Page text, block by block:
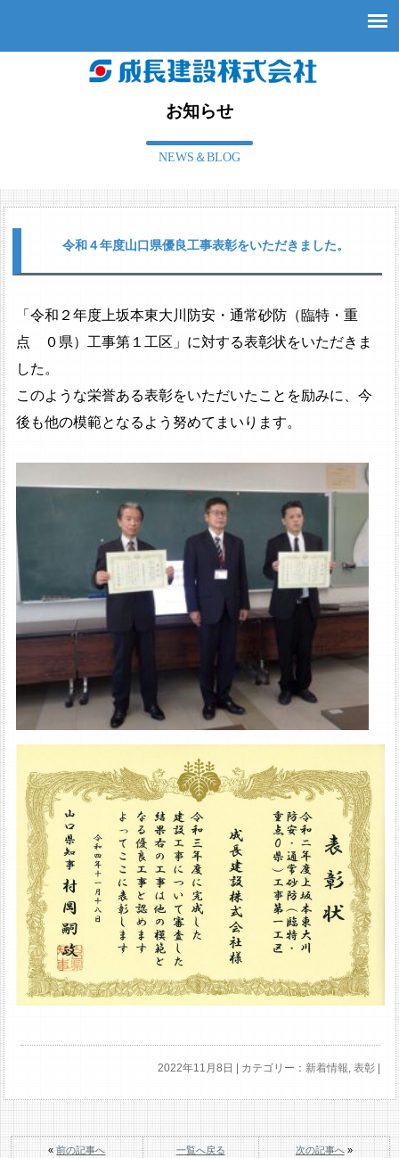
お知らせ
NEWS＆BLOG
令和４年度山口県優良工事表彰をいただきました。
「令和２年度上坂本東大川防安・通常砂防（臨特・重
点 ０県）工事第１工区」に対する表彰状をいただきま
した。
このような栄誉ある表彰をいただいたことを励みに、今
後も他の模範となるよう努めてまいります。
2022年11月8日 | カテゴリー： 新着情報,表彰
«前の記事へ 一覧へ戻る 次の記事へ»